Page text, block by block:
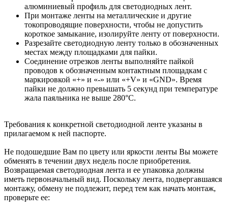
алюминиевый профиль для светодиодных лент.
При монтаже ленты на металлические и другие
токопроводящие поверхности, чтобы не допустить
короткое замыкание, изолируйте ленту от поверхности.
Разрезайте светодиодную ленту только в обозначенных
местах между площадками для пайки.
Соединение отрезков ленты выполняйте пайкой
проводов к обозначенным контактным площадкам с
маркировкой «+» и «-» или «+V» и «GND». Время
пайки не должно превышать 5 секунд при температуре
жала паяльника не выше 280°С.
Требования к конкретной светодиодной ленте указаны в
прилагаемом к ней паспорте.
Не подошедшие Вам по цвету или яркости ленты Вы можете
обменять в течении двух недель после приобретения.
Возвращаемая светодиодная лента и ее упаковка должны
иметь первоначальный вид. Поскольку лента, подвергавшаяся
монтажу, обмену не подлежит, перед тем как начать монтаж,
проверьте ее: